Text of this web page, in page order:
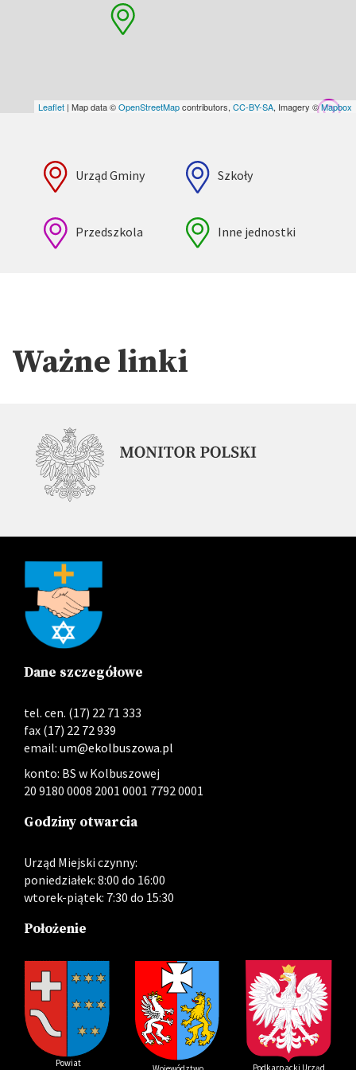
Leaflet | Map data ©OpenStreetMapcontributors, CC-BY-SA, Imagery ©Mapbox
Urząd Gminy Szkoły
Przedszkola Inne jednostki
Ważne linki
Dane szczegółowe
tel. cen. (17) 22 71 333
fax (17) 22 72 939
email: um@ekolbuszowa.pl
konto: BS w Kolbuszowej
20 9180 0008 2001 0001 7792 0001
Godziny otwarcia
Urząd Miejski czynny:
poniedziałek: 8:00 do 16:00
wtorek-piątek: 7:30 do 15:30
Położenie
Powiat